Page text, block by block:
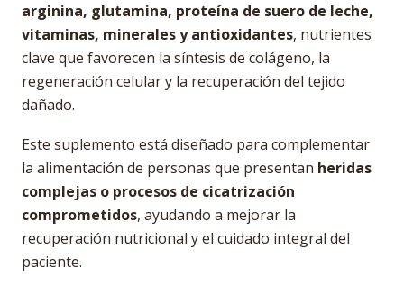
arginina, glutamina, proteína de suero de leche,
vitaminas, minerales y antioxidantes, nutrientes
clave que favorecen la síntesis de colágeno, la
regeneración celular y la recuperación del tejido
dañado.
Este suplemento está diseñado para complementar
la alimentación de personas que presentan heridas
complejas o procesos de cicatrización
comprometidos, ayudando a mejorar la
recuperación nutricional y el cuidado integral del
paciente.